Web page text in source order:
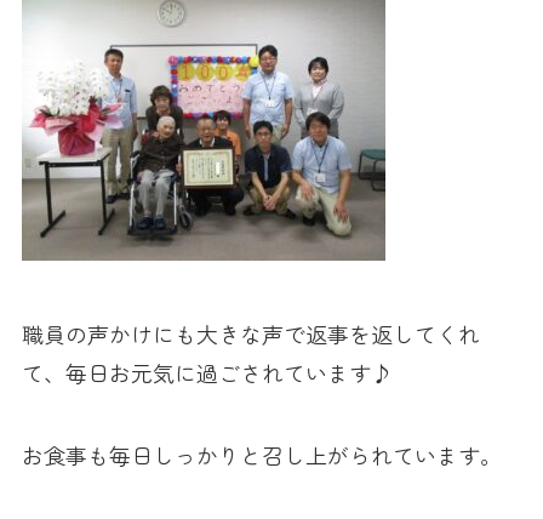
職員の声かけにも大きな声で返事を返してくれ
て、毎日お元気に過ごされています♪
お食事も毎日しっかりと召し上がられています。